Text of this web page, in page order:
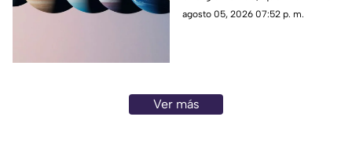
el enfoque en la creatividad, la
agosto 05, 2026 07:52 p. m.
Ver más